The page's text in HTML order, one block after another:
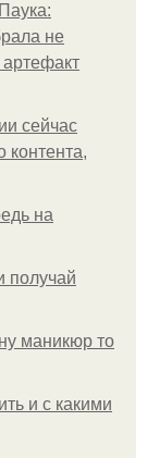
не
сейчас
контента,
на
получай
маникюр то
и с какими